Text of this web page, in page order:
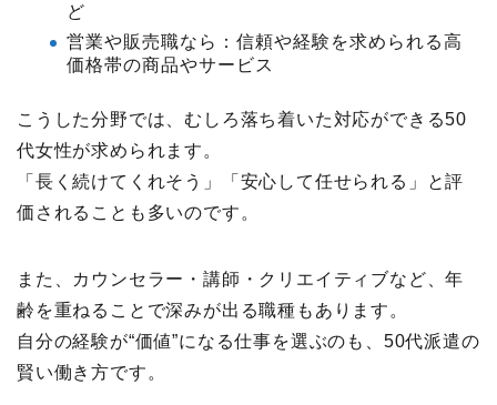
ど
営業や販売職なら：信頼や経験を求められる高
価格帯の商品やサービス
こうした分野では、むしろ落ち着いた対応ができる50
代女性が求められます。
「長く続けてくれそう」「安心して任せられる」と評
価されることも多いのです。
また、カウンセラー・講師・クリエイティブなど、年
齢を重ねることで深みが出る職種もあります。
自分の経験が“価値”になる仕事を選ぶのも、50代派遣の
賢い働き方です。